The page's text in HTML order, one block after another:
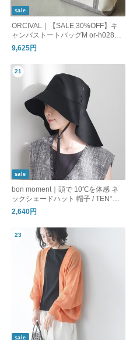
sale
ORCIVAL｜【SALE 30%OFF】キ
ャンバストートバッグM or-h0284k
wc
9,625円
sale
bon moment｜頭で 10℃を体感 ネ
ックシェードハット 帽子 / TEN°マ
イナステン
2,640円
sale